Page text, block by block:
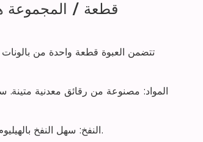
5 قطعة / المجموعة
تتضمن العبوة قطعة واحدة من
المواد: مصنوعة من رقائق معدنية
النفخ: سهل النفخ بالهيليوم أو الهواء باستخدام قش أو مضخة هواء. اضغط على الصمام بشكل مسطح بعد النفخ.